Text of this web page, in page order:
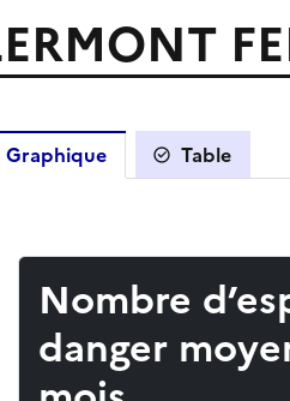
Graphique Table
Nombre
danger